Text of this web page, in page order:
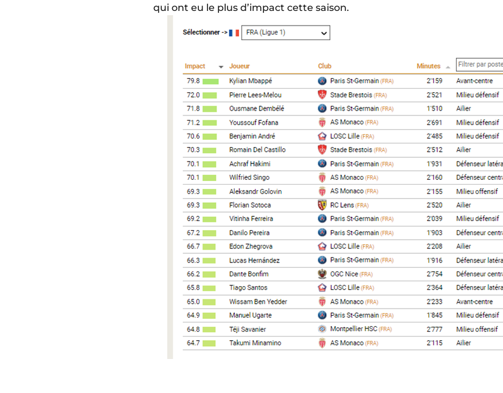
qui ont eu le plus d’impact cette saison.